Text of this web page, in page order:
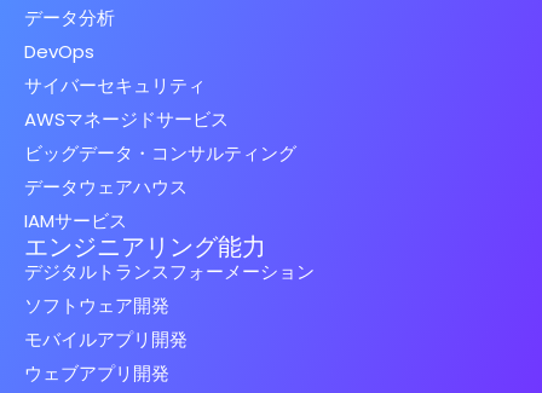
データ分析
DevOps
サイバーセキュリティ
AWSマネージドサービス
ビッグデータ・コンサルティング
データウェアハウス
IAMサービス
エンジニアリング能力
デジタルトランスフォーメーション
ソフトウェア開発
モバイルアプリ開発
ウェブアプリ開発
Finnish
Spanish (Spain)